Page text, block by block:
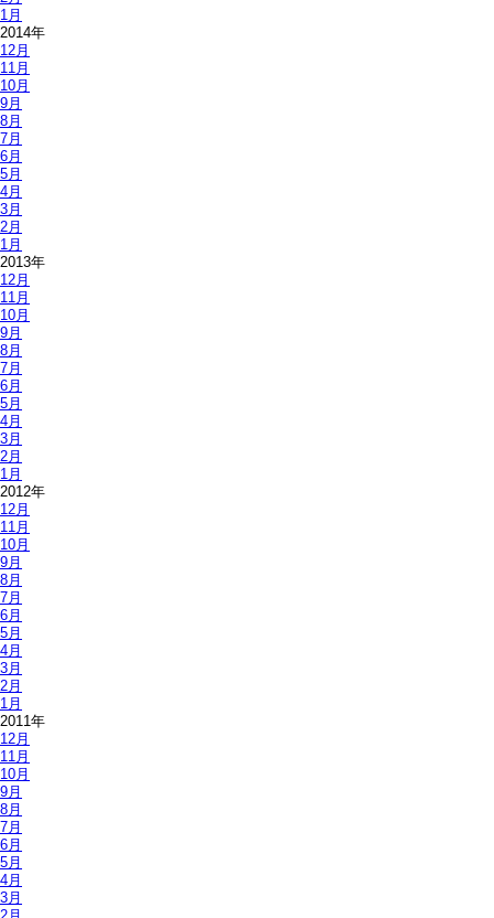
1月
2014年
12月
11月
10月
9月
8月
7月
6月
5月
4月
3月
2月
1月
2013年
12月
11月
10月
9月
8月
7月
6月
5月
4月
3月
2月
1月
2012年
12月
11月
10月
9月
8月
7月
6月
5月
4月
3月
2月
1月
2011年
12月
11月
10月
9月
8月
7月
6月
5月
4月
3月